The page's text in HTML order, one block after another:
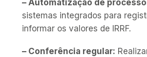
– Automatização de
sistemas integrados para
informar os valores de IRRF.
– Conferência regular: